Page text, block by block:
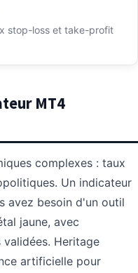
stop-loss et take-profit
MT4
complexes : taux
Un indicateur
avez besoin d'un outil
jaune, avec
Heritage
artificielle pour